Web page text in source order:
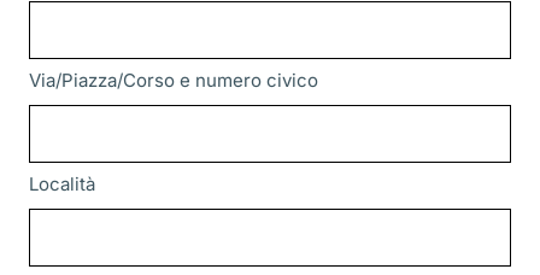
Via/Piazza/Corso e numero civico
Località